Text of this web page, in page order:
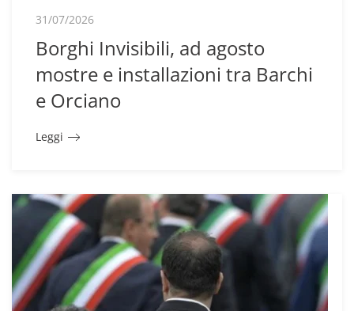
31/07/2026
Borghi Invisibili, ad agosto
mostre e installazioni tra Barchi
e Orciano
Leggi